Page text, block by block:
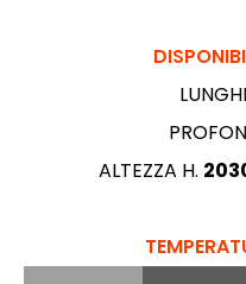
ALTEZZA H.